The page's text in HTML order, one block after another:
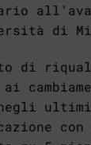
di
di